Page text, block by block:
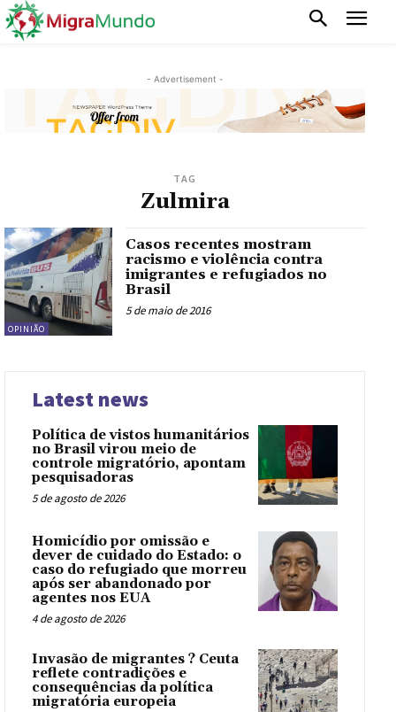
- Advertisement -
TAG
Zulmira
OPINIÃO
Casos recentes mostram
racismo e violência contra
imigrantes e refugiados no
Brasil
5 de maio de 2016
Latest news
Política de vistos humanitários
no Brasil virou meio de
controle migratório, apontam
pesquisadoras
5 de agosto de 2026
Homicídio por omissão e
dever de cuidado do Estado: o
caso do refugiado que morreu
após ser abandonado por
agentes nos EUA
4 de agosto de 2026
Invasão de migrantes ? Ceuta
reflete contradições e
consequências da política
migratória europeia